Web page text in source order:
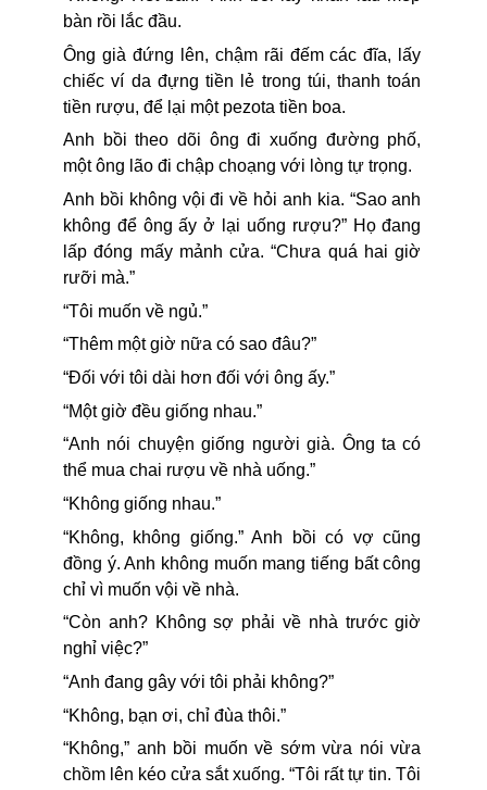
bàn rồi lắc đầu.
Ông già đứng lên, chậm rãi đếm các đĩa, lấy
chiếc ví da đựng tiền lẻ trong túi, thanh toán
tiền rượu, để lại một pezota tiền boa.
Anh bồi theo dõi ông đi xuống đường phố,
một ông lão đi chập choạng với lòng tự trọng.
Anh bồi không vội đi về hỏi anh kia. “Sao anh
không để ông ấy ở lại uống rượu?” Họ đang
lấp đóng mấy mảnh cửa. “Chưa quá hai giờ
rưỡi mà.”
“Tôi muốn về ngủ.”
“Thêm một giờ nữa có sao đâu?”
“Đối với tôi dài hơn đối với ông ấy.”
“Một giờ đều giống nhau.”
“Anh nói chuyện giống người già. Ông ta có
thể mua chai rượu về nhà uống.”
“Không giống nhau.”
“Không, không giống.” Anh bồi có vợ cũng
đồng ý. Anh không muốn mang tiếng bất công
chỉ vì muốn vội về nhà.
“Còn anh? Không sợ phải về nhà trước giờ
nghỉ việc?”
“Anh đang gây với tôi phải không?”
“Không, bạn ơi, chỉ đùa thôi.”
“Không,” anh bồi muốn về sớm vừa nói vừa
chồm lên kéo cửa sắt xuống. “Tôi rất tự tin. Tôi